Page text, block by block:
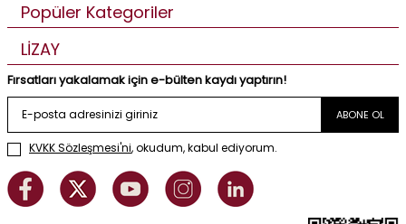
Popüler Kategoriler
LİZAY
Fırsatları yakalamak için e-bülten kaydı yaptırın!
ABONE OL
KVKK Sözleşmesi'ni, okudum, kabul ediyorum.